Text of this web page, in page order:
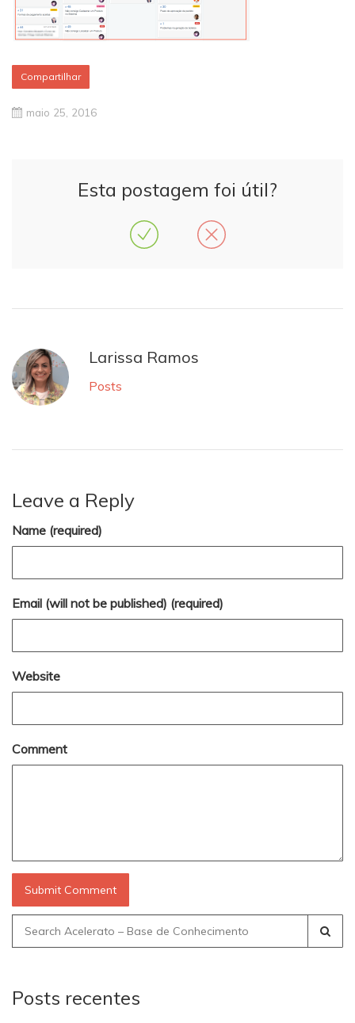
Compartilhar
maio 25, 2016
Esta postagem foi útil?
Larissa Ramos
Posts
Leave a Reply
Name (required)
Email (will not be published) (required)
Website
Comment
Search
for:
Posts recentes